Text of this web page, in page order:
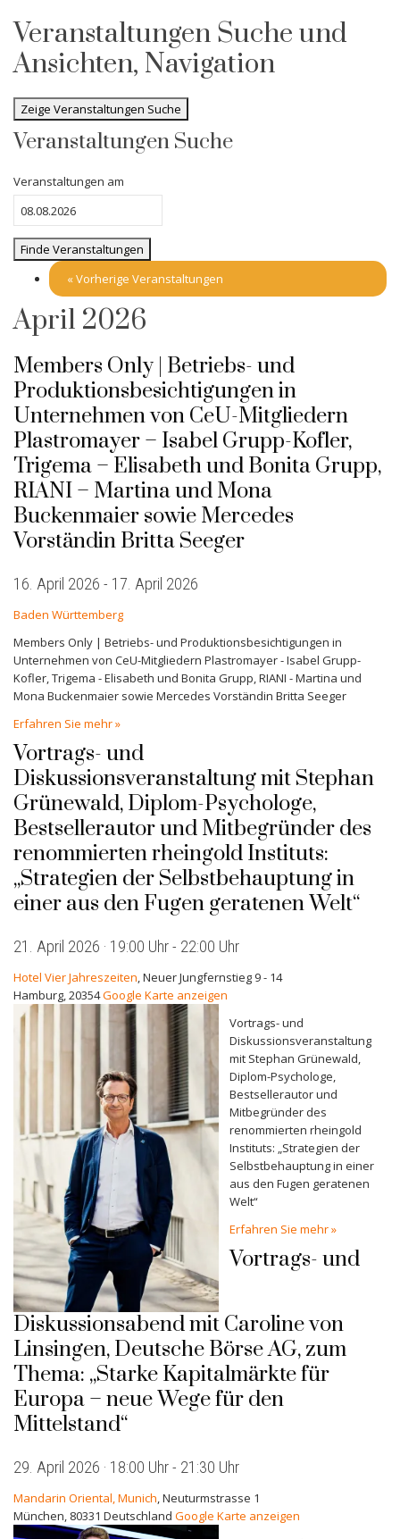
Veranstaltungen Suche und
Ansichten, Navigation
Zeige Veranstaltungen Suche
Veranstaltungen Suche
Veranstaltungen am
«Vorherige Veranstaltungen
April 2026
Members Only | Betriebs- und
Produktionsbesichtigungen in
Unternehmen von CeU-Mitgliedern
Plastromayer – Isabel Grupp-Kofler,
Trigema – Elisabeth und Bonita Grupp,
RIANI – Martina und Mona
Buckenmaier sowie Mercedes
Vorständin Britta Seeger
16. April 2026 - 17. April 2026
Baden Württemberg
Members Only | Betriebs- und Produktionsbesichtigungen in
Unternehmen von CeU-Mitgliedern Plastromayer - Isabel Grupp-
Kofler, Trigema - Elisabeth und Bonita Grupp, RIANI - Martina und
Mona Buckenmaier sowie Mercedes Vorständin Britta Seeger
Erfahren Sie mehr »
Vortrags- und
Diskussionsveranstaltung mit Stephan
Grünewald, Diplom-Psychologe,
Bestsellerautor und Mitbegründer des
renommierten rheingold Instituts:
„Strategien der Selbstbehauptung in
einer aus den Fugen geratenen Welt“
21. April 2026 · 19:00 Uhr- 22:00 Uhr
Hotel Vier Jahreszeiten,Neuer Jungfernstieg 9 - 14
Hamburg,20354Google Karte anzeigen
Vortrags- und
Diskussionsveranstaltung
mit Stephan Grünewald,
Diplom-Psychologe,
Bestsellerautor und
Mitbegründer des
renommierten rheingold
Instituts: „Strategien der
Selbstbehauptung in einer
aus den Fugen geratenen
Welt“
Erfahren Sie mehr »
Vortrags- und
Diskussionsabend mit Caroline von
Linsingen, Deutsche Börse AG, zum
Thema: „Starke Kapitalmärkte für
Europa – neue Wege für den
Mittelstand“
29. April 2026 · 18:00 Uhr- 21:30 Uhr
Mandarin Oriental, Munich,Neuturmstrasse 1
München, 80331 Deutschland Google Karte anzeigen